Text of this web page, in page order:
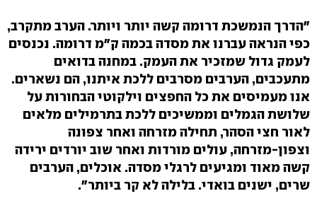
"הדרך הנמשכת דרומה קשה יותר ויותר. הערב מתקרב,
כפי הנראה עברנו את מסדה בכמה ק"מ דרומה. נכנסים
לעמק גדול שמזכיר את העמק. במחנה בדואים
מתעכבים, הערבים מסרבים ללכת איתנו, הם נשארים.
אנו מעמיסים את כל החפצים וילקוטי הבחורות על
שלושת הגמלים וממשיכים ללכת בתרמילים מלאים
לאור חצי הסהר, תחילה מזרחה ואחר צפונה
וצפון-מזרחה, עולים מורדות ואחר שוב יורדים ירידה
קשה מאוד ומגיעים לרגלי מסדה. אוכלים, הערבים
שרים, ישנים בואדי. בלילה לא קר ביותר".